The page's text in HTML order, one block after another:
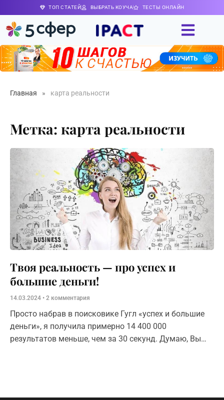
ТОП СТАТЕЙ ВЫБРАТЬ КОУЧА ТЕСТЫ ОНЛАЙН
Главная » карта реальности
Метка: карта реальности
Твоя реальность — про успех и
большие деньги!
14.03.2024 2 комментария
Просто набрав в поисковике Гугл «успех и большие
деньги», я получила примерно 14 400 000
результатов меньше, чем за 30 секунд. Думаю, Вы